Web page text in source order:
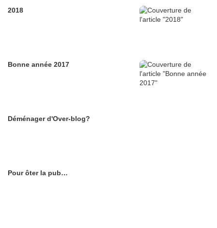
2018
Bonne année 2017
Déménager d'Over-blog?
Pour ôter la pub…